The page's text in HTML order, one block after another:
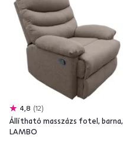
4,8 12
Állítható masszázs fotel, barna,
LAMBO